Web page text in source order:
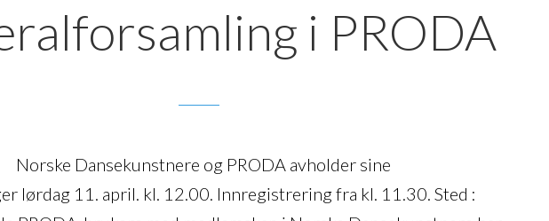
i PRODA
Norske Dansekunstnere og PRODA avholder sine
lørdag 11. april. kl. 12.00. Innregistrering fra kl. 11.30. Sted :